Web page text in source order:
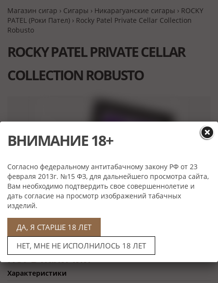
Магазин сигар › Сигары › Никарагуанские сигары › ROCKY
PATEL (Роки Пател) › Rocky Patel Private Cellar Collection
Robusto
ROCKY PATEL PRIVATE CELLAR
COLLECTION ROBUSTO
Нет в наличии
Характеристики
ВНИМАНИЕ 18+
Согласно федеральному антитабачному закону РФ от 23
февраля 2013г. №15 ФЗ, для дальнейшего просмотра сайта,
Вам необходимо подтвердить свое совершеннолетие и
дать согласие на просмотр изображений табачных
изделий.
ДА, Я СТАРШЕ 18 ЛЕТ
НЕТ, МНЕ НЕ ИСПОЛНИЛОСЬ 18 ЛЕТ